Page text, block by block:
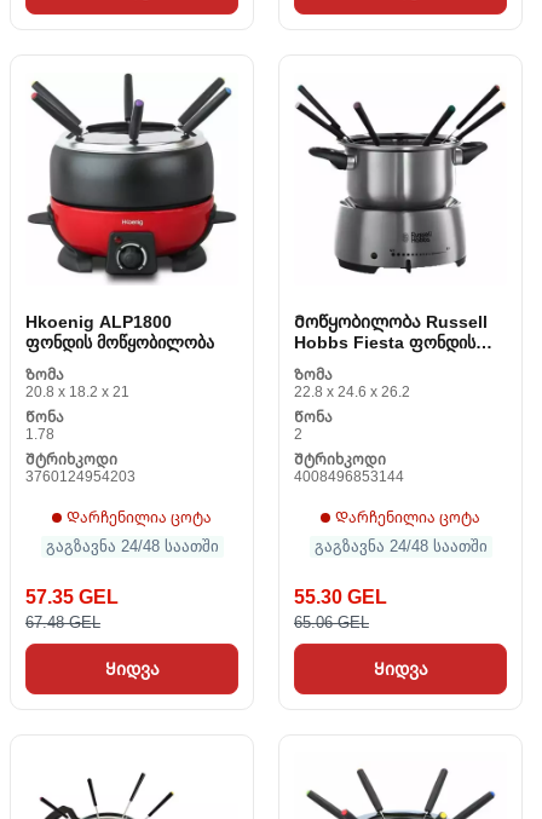
Hkoenig ALP1800
ფონდის მოწყობილობა
Ზომა
20.8 x 18.2 x 21
Წონა
1.78
Შტრიხკოდი
3760124954203
Დარჩენილია ცოტა
გაგზავნა 24/48 საათში
57.35 GEL
67.48 GEL
Ყიდვა
Მოწყობილობა Russell
Hobbs Fiesta ფონდის
22560-56 1.2 L 1200 W
Ზომა
22.8 x 24.6 x 26.2
Წონა
2
Შტრიხკოდი
4008496853144
Დარჩენილია ცოტა
გაგზავნა 24/48 საათში
55.30 GEL
65.06 GEL
Ყიდვა